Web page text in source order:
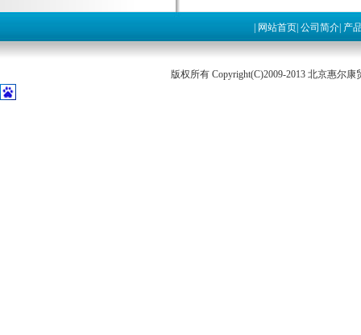
网站首页| 公司简介| 产
版权所有 Copyright(C)2009-2013 北京惠尔